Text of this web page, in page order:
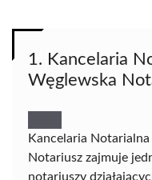
1. Kancelaria
Węglewska
Kancelaria Notarialna
Notariusz zajmuje
notariuszy